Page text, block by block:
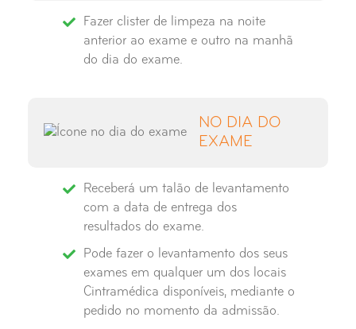
Raio-X Perna
Raio-X Tórax
Fazer clister de limpeza na noite
anterior ao exame e outro na manhã
do dia do exame.
NO DIA DO
EXAME
Receberá um talão de levantamento
com a data de entrega dos
resultados do exame.
Pode fazer o levantamento dos seus
exames em qualquer um dos locais
Cintramédica disponíveis, mediante o
pedido no momento da admissão.